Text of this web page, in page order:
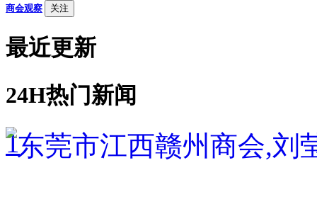
商会观察 关注
最近更新
24H热门新闻
1